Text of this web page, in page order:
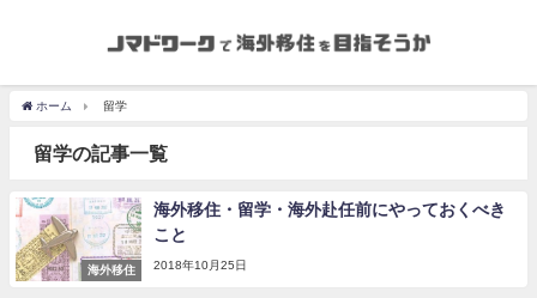
ホーム 留学
留学の記事一覧
海外移住
海外移住・留学・海外赴任前にやっておくべき
こと
2018年10月25日